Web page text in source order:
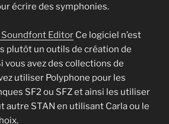
écrire des symphonies.
Soundfont Editor Ce logiciel n’est
plutôt un outils de création de
vous avez des collections de
utiliser Polyphone pour les
SF2 ou SFZ et ainsi les utiliser
autre STAN en utilisant Carla ou le